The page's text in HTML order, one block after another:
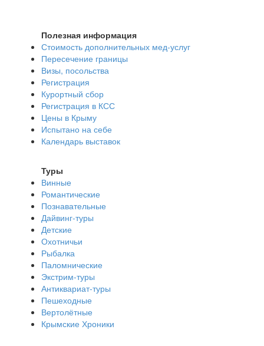
Полезная информация
Стоимость дополнительных мед-услуг
Пересечение границы
Визы, посольства
Регистрация
Курортный сбор
Регистрация в КСС
Цены в Крыму
Испытано на себе
Календарь выставок
Туры
Винные
Романтические
Познавательные
Дайвинг-туры
Детские
Охотничьи
Рыбалка
Паломнические
Экстрим-туры
Антиквариат-туры
Пешеходные
Вертолётные
Крымские Хроники